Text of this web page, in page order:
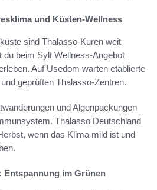
und Küsten-Wellness
sind Thalasso-Kuren weit
du beim Sylt Wellness-Angebot
Auf Usedom warten etablierte
geprüften Thalasso-Zentren.
und Algenpackungen
Thalasso Deutschland
wenn das Klima mild ist und
Entspannung im Grünen